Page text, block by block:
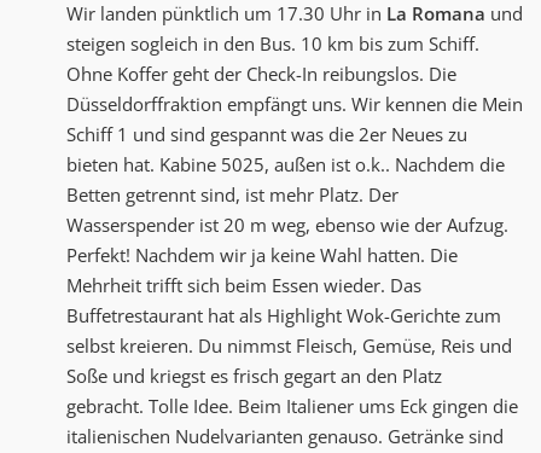
Wir landen pünktlich um 17.30 Uhr in La Romana und
steigen sogleich in den Bus. 10 km bis zum Schiff.
Ohne Koffer geht der Check-In reibungslos. Die
Düsseldorffraktion empfängt uns. Wir kennen die Mein
Schiff 1 und sind gespannt was die 2er Neues zu
bieten hat. Kabine 5025, außen ist o.k.. Nachdem die
Betten getrennt sind, ist mehr Platz. Der
Wasserspender ist 20 m weg, ebenso wie der Aufzug.
Perfekt! Nachdem wir ja keine Wahl hatten. Die
Mehrheit trifft sich beim Essen wieder. Das
Buffetrestaurant hat als Highlight Wok-Gerichte zum
selbst kreieren. Du nimmst Fleisch, Gemüse, Reis und
Soße und kriegst es frisch gegart an den Platz
gebracht. Tolle Idee. Beim Italiener ums Eck gingen die
italienischen Nudelvarianten genauso. Getränke sind